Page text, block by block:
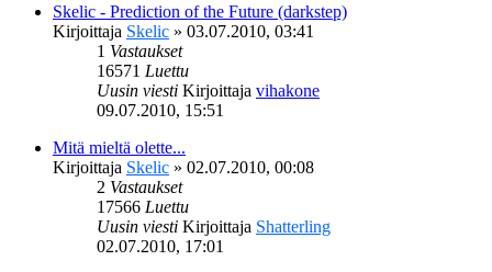
Skelic - Prediction of the Future (darkstep)
Kirjoittaja Skelic » 03.07.2010, 03:41
1 Vastaukset
16571 Luettu
Uusin viesti Kirjoittaja vihakone
09.07.2010, 15:51
Mitä mieltä olette...
Kirjoittaja Skelic » 02.07.2010, 00:08
2 Vastaukset
17566 Luettu
Uusin viesti Kirjoittaja Shatterling
02.07.2010, 17:01